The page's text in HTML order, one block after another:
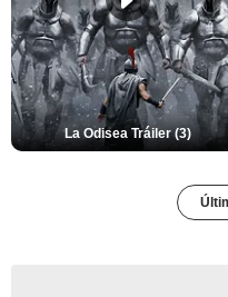
La Odisea Tráiler (3)